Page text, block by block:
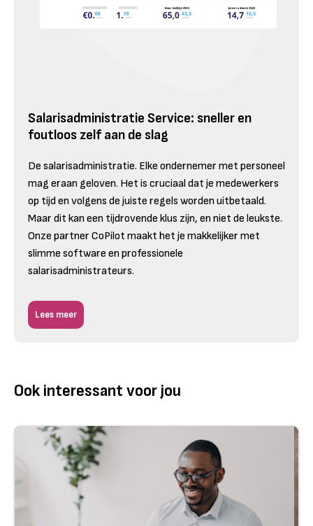
Salarisadministratie Service: sneller en
foutloos zelf aan de slag
De salarisadministratie. Elke ondernemer met personeel
mag eraan geloven. Het is cruciaal dat je medewerkers
op tijd en volgens de juiste regels worden uitbetaald.
Maar dit kan een tijdrovende klus zijn, en niet de leukste.
Onze partner CoPilot maakt het je makkelijker met
slimme software en professionele
salarisadministrateurs.
Lees meer
Ook interessant voor jou